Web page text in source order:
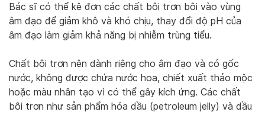
Bác sĩ có thể kê đơn các chất bôi trơn bôi vào vùng
âm đạo để giảm khô và khó chịu, thay đổi độ pH của
âm đạo làm giảm khả năng bị nhiễm trùng tiểu.
Chất bôi trơn nên dành riêng cho âm đạo và có gốc
nước, không được chứa nước hoa, chiết xuất thảo mộc
hoặc màu nhân tạo vì có thể gây kích ứng. Các chất
bôi trơn như sản phẩm hóa dầu (petroleum jelly) và dầu